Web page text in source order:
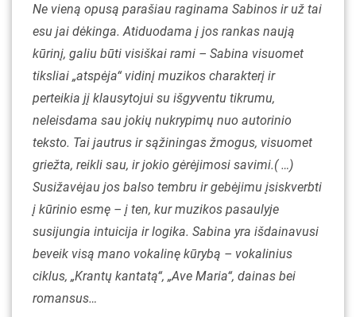
Ne vieną opusą parašiau raginama Sabinos ir už tai
esu jai dėkinga. Atiduodama į jos rankas naują
kūrinį, galiu būti visiškai rami – Sabina visuomet
tiksliai „atspėja“ vidinį muzikos charakterį ir
perteikia jį klausytojui su išgyventu tikrumu,
neleisdama sau jokių nukrypimų nuo autorinio
teksto. Tai jautrus ir sąžiningas žmogus, visuomet
griežta, reikli sau, ir jokio gėrėjimosi savimi.( …)
Susižavėjau jos balso tembru ir gebėjimu įsiskverbti
į kūrinio esmę – į ten, kur muzikos pasaulyje
susijungia intuicija ir logika. Sabina yra išdainavusi
beveik visą mano vokalinę kūrybą – vokalinius
ciklus, „Krantų kantatą“, „Ave Maria“, dainas bei
romansus…